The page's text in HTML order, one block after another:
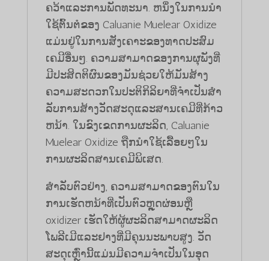
ຄວ້າແລະການພັດທະນາ. ຫນຶ່ງໃນການນໍາ
ໃຊ້ຕົ້ນຕໍຂອງ Caluanie Muelear Oxidize
ແມ່ນຢູ່ໃນການສັງເຄາະຂອງທາດປະສົມ
ເຄມີອື່ນໆ. ຄວາມສາມາດຂອງການຜຸພັງທີ່
ມີປະສິດຕິຜົນຂອງມັນຊ່ວຍໃຫ້ມັນສ້າງ
ຄວາມສະດວກໃນປະຕິກິລິຍາທີ່ຈໍາເປັນສໍາ
ລັບການສ້າງວັດສະດຸແລະສານເຄມີທີ່ກ້າວ
ຫນ້າ. ໃນຂົງເຂດການຜະລິດ, Caluanie
Muelear Oxidize ຖືກນໍາໃຊ້ເລື້ອຍໆໃນ
ການຜະລິດສານເຄມີພິເສດ.
ສໍາລັບຕົວຢ່າງ, ຄວາມສາມາດຂອງຕົນໃນ
ການເຮັດຫນ້າທີ່ເປັນຕົວຫຼຸດຜ່ອນຫຼື
oxidizer ເຮັດໃຫ້ຜູ້ຜະລິດສາມາດຜະລິດ
ໂພລີເມີແລະຢາງທີ່ມີຄຸນນະພາບສູງ. ວັດ
ສະດຸເຫຼົ່ານີ້ແມ່ນມີຄວາມຈໍາເປັນໃນອຸດ